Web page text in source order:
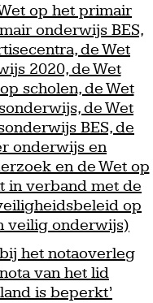
op het primair
onderwijs BES,
de Wet
2020, de Wet
scholen, de Wet
de Wet
BES, de
onderwijs en
en de Wet op
in verband met de
op
veilig onderwijs)
het notaoverleg
van het lid
is beperkt’